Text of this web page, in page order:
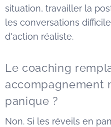
situation, travailler la
les conversations
d'action réaliste.
Le coaching
accompagnement
panique ?
Non. Si les réveils en